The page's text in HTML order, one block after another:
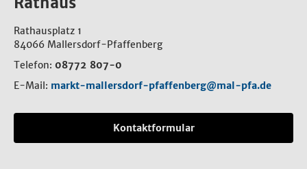
Rathausplatz 1
84066 Mallersdorf-Pfaffenberg
Telefon: 08772 807-0
E-Mail: markt-mallersdorf-pfaffenberg@mal-pfa.de
Kontaktformular